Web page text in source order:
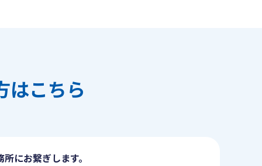
はこちら
にお繋ぎします。